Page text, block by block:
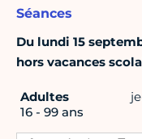
Séances
Du lundi 15
hors vacances
Adultes
16 - 99 ans